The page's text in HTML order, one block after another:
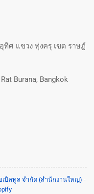
ทิศ แขวง ทุ่งครุ เขต ราษฎ์
Burana, Bangkok
อเบิลทูล จำกัด (สำนักงานใหญ่) -